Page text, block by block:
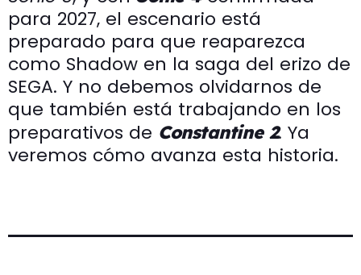
para 2027, el escenario está
preparado para que reaparezca
como Shadow en la saga del erizo de
SEGA. Y no debemos olvidarnos de
que también está trabajando en los
preparativos de Constantine 2. Ya
veremos cómo avanza esta historia.